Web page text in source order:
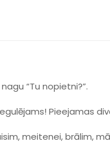
“Tu nopietni?”.
Pieejamas
meitenei, brālim,